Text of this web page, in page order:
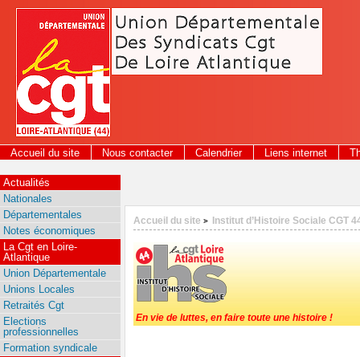
Panneau de gestion des cookies
Accueil du site Nous contacter Calendrier Liens internet
Accueil du site > Institut d’Histoire Sociale CGT
En vie de luttes, en faire toute une histoire !
Actualités
Nationales
Départementales
Notes économiques
La Cgt en Loire-
Atlantique
Union Départementale
Unions Locales
Retraités Cgt
Elections
professionnelles
Formation syndicale